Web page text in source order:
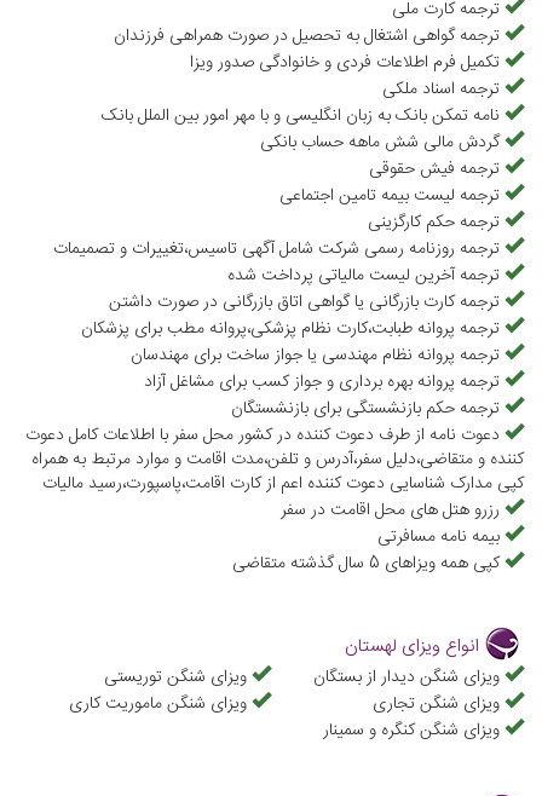
ترجمه کارت ملی
ترجمه گواهی اشتغال به تحصیل در صورت همراهی فرزندان
تکمیل فرم اطلاعات فردی و خانوادگی صدور ویزا
ترجمه اسناد ملکی
نامه تمکن بانک به زبان انگلیسی و با مهر امور بین الملل بانک
گردش مالی شش ماهه حساب بانکی
ترجمه فیش حقوقی
ترجمه لیست بیمه تامین اجتماعی
ترجمه حکم کارگزینی
ترجمه روزنامه رسمی شرکت شامل آگهی تاسیس،تغییرات و تصمیمات
ترجمه آخرین لیست مالیاتی پرداخت شده
ترجمه کارت بازرگانی یا گواهی اتاق بازرگانی در صورت داشتن
ترجمه پروانه طبابت،کارت نظام پزشکی،پروانه مطب برای پزشکان
ترجمه پروانه نظام مهندسی یا جواز ساخت برای مهندسان
ترجمه پروانه بهره برداری و جواز کسب برای مشاغل آزاد
ترجمه حکم بازنشستگی برای بازنشستگان
دعوت نامه از طرف دعوت کننده در کشور محل سفر با اطلاعات کامل دعوت
کننده و متقاضی،دلیل سفر،آدرس و تلفن،مدت اقامت و موارد مرتبط به همراه
کپی مدارک شناسایی دعوت کننده اعم از کارت اقامت،پاسپورت،رسید مالیات
رزرو هتل های محل اقامت در سفر
بیمه نامه مسافرتی
کپی همه ویزاهای 5 سال گذشته متقاضی
انواع ویزای لهستان
ویزای شنگن دیدار از بستگان
ویزای شنگن توریستی
ویزای شنگن تجاری
ویزای شنگن ماموریت کاری
ویزای شنگن کنگره و سمینار